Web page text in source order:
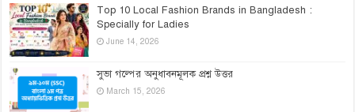
Top 10 Local Fashion Brands in Bangladesh :
Specially for Ladies
June 14, 2026
সুভা গল্পের অনুধাবনমূলক প্রশ্ন উত্তর
March 15, 2026